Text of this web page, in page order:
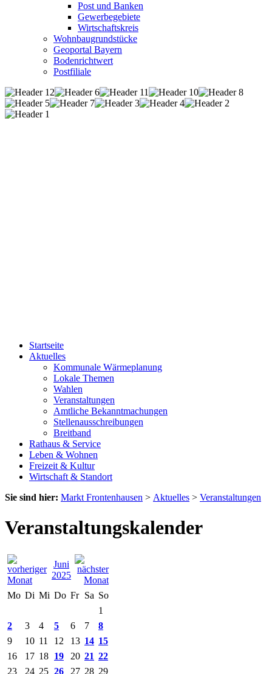
Post und Banken
Gewerbegebiete
Wirtschaftskreis
Wohnbaugrundstücke
Geoportal Bayern
Bodenrichtwert
Postfiliale
Startseite
Aktuelles
Kommunale Wärmeplanung
Lokale Themen
Wahlen
Veranstaltungen
Amtliche Bekanntmachungen
Stellenausschreibungen
Breitband
Rathaus & Service
Leben & Wohnen
Freizeit & Kultur
Wirtschaft & Standort
Sie sind hier: Markt Frontenhausen > Aktuelles > Veranstaltungen
Veranstaltungskalender
Juni
2025
Mo Di Mi Do Fr Sa So
1
2
3 4 5 6 7
8
9
10 11 12 13 14 15
16
17 18 19 20 21 22
23
24 25 26 27 28 29